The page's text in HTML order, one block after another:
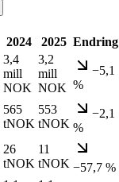
2024 2025 Endring
3,4
mill
NOK
3,2
mill
NOK
−5,1
%
565
tNOK
553
tNOK
−2,1
%
26
tNOK
11
tNOK −57,7 %